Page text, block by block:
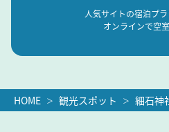
人気サイトの宿泊プ
オンラインで空
HOME 観光スポット 細石神